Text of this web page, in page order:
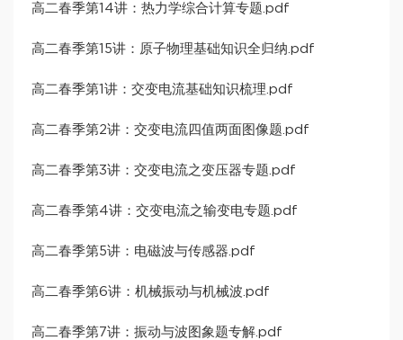
高二春季第14讲：热力学综合计算专题.pdf
高二春季第15讲：原子物理基础知识全归纳.pdf
高二春季第1讲：交变电流基础知识梳理.pdf
高二春季第2讲：交变电流四值两面图像题.pdf
高二春季第3讲：交变电流之变压器专题.pdf
高二春季第4讲：交变电流之输变电专题.pdf
高二春季第5讲：电磁波与传感器.pdf
高二春季第6讲：机械振动与机械波.pdf
高二春季第7讲：振动与波图象题专解.pdf